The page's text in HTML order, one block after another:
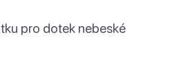
pro dotek nebeské